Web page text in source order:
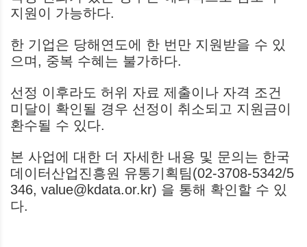
지원이 가능하다.
한 기업은 당해연도에 한 번만 지원받을 수 있
으며, 중복 수혜는 불가하다.
선정 이후라도 허위 자료 제출이나 자격 조건
미달이 확인될 경우 선정이 취소되고 지원금이
환수될 수 있다.
본 사업에 대한 더 자세한 내용 및 문의는 한국
데이터산업진흥원 유통기획팀(02-3708-5342/5
346, value@kdata.or.kr) 을 통해 확인할 수 있
다.